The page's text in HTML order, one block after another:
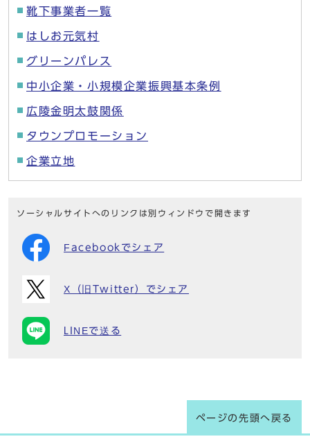
靴下事業者一覧
はしお元気村
グリーンパレス
中小企業・小規模企業振興基本条例
広陵金明太鼓関係
タウンプロモーション
企業立地
ソーシャルサイトへのリンクは別ウィンドウで開きます
Facebookでシェア
X（旧Twitter）でシェア
LINEで送る
ページの先頭へ戻る